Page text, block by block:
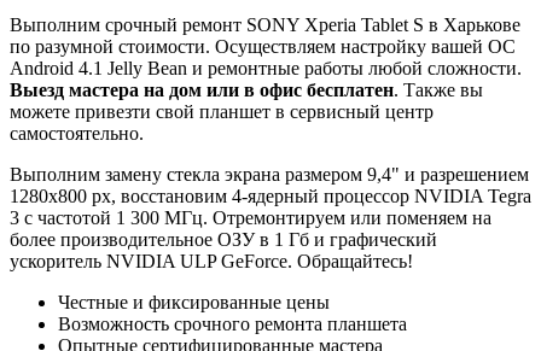
Выполним срочный ремонт SONY Xperia Tablet S в Харькове
по разумной стоимости. Осуществляем настройку вашей ОС
Android 4.1 Jelly Bean и ремонтные работы любой сложности.
Выезд мастера на дом или в офис бесплатен. Также вы
можете привезти свой планшет в сервисный центр
самостоятельно.
Выполним замену стекла экрана размером 9,4" и разрешением
1280x800 px, восстановим 4-ядерный процессор NVIDIA Tegra
3 с частотой 1 300 МГц. Отремонтируем или поменяем на
более производительное ОЗУ в 1 Гб и графический
ускоритель NVIDIA ULP GeForce. Обращайтесь!
Честные и фиксированные цены
Возможность срочного ремонта планшета
Опытные сертифицированные мастера